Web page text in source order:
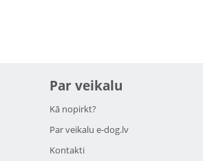
Par veikalu
Kā nopirkt?
Par veikalu e-dog.lv
Kontakti